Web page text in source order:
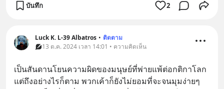
บันทึก 2
Luck K. L-39 Albatros • ติดตาม
13 ต.ค. 2024 เวลา 14:01 • ความคิดเห็น
เป็นสันดานโยนความผิดของมนุษย์ที่พ่ายแพ้ต่อกติกาโลก
แต่ถึงอย่างไรก็ตาม พวกเค้าก็ยังไม่ยอมที่จะจนมุมง่ายๆ